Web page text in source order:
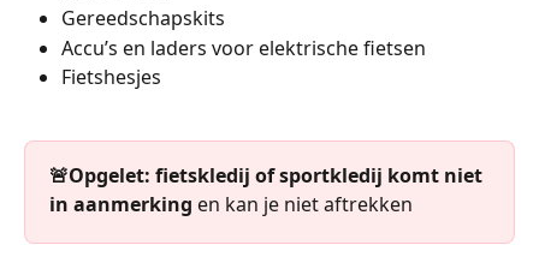
Gereedschapskits
Accu’s en laders voor elektrische fietsen
Fietshesjes
🚨Opgelet: fietskledij of sportkledij komt niet
in aanmerking en kan je niet aftrekken